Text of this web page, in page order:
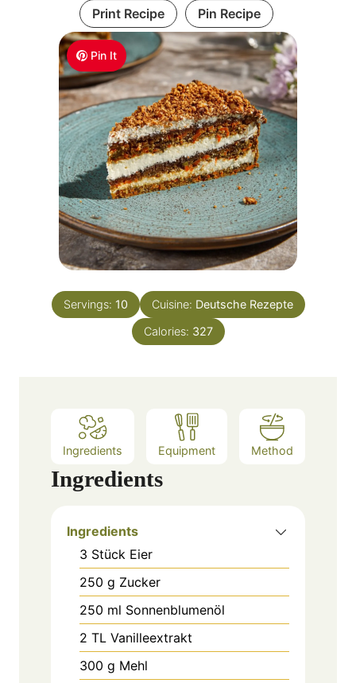
Pin It
Print Recipe Pin Recipe
Servings: 10 Cuisine: Deutsche Rezepte
Calories: 327
Ingredients Equipment Method
Ingredients
Ingredients
3 Stück Eier
250 g Zucker
250 ml Sonnenblumenöl
2 TL Vanilleextrakt
300 g Mehl